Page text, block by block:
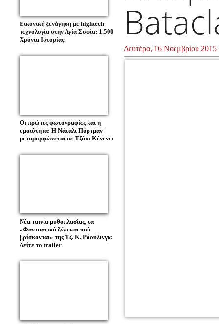
Εικονική ξενάγηση με hightech
τεχνολογία στην Αγία Σοφία: 1.500
Χρόνια Ιστορίας
Οι πρώτες φωτογραφίες και η
ομοιότητα: Η Νάταλι Πόρτμαν
μεταμορφώνεται σε Τζάκι Κένεντι
Νέα ταινία μυθοπλασίας, τα
«Φανταστικά ζώα και πού
βρίσκονται» της Τζ. Κ. Ρόουλινγκ:
Δείτε το trailer
Δευτέρα, 16 Νοεμβρίου